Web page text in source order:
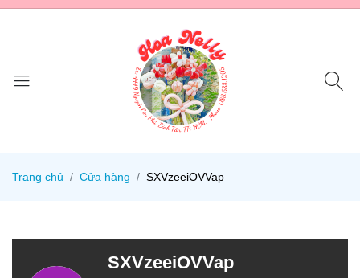
Trang chủ Cửa hàng SXVzeeiOVVap
SXVzeeiOVVap